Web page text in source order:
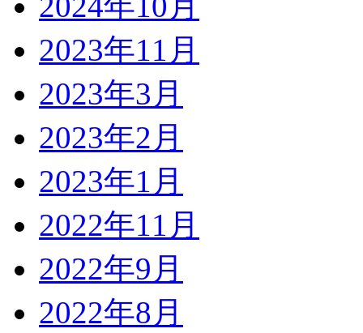
2023年11月
2023年3月
2023年2月
2023年1月
2022年11月
2022年9月
2022年8月